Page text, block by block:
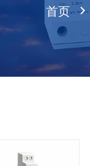
首页